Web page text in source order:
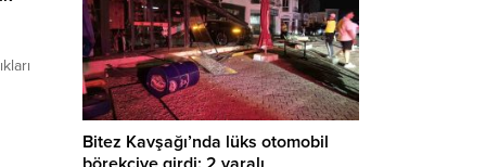
Bitez Kavşağı’nda lüks otomobil